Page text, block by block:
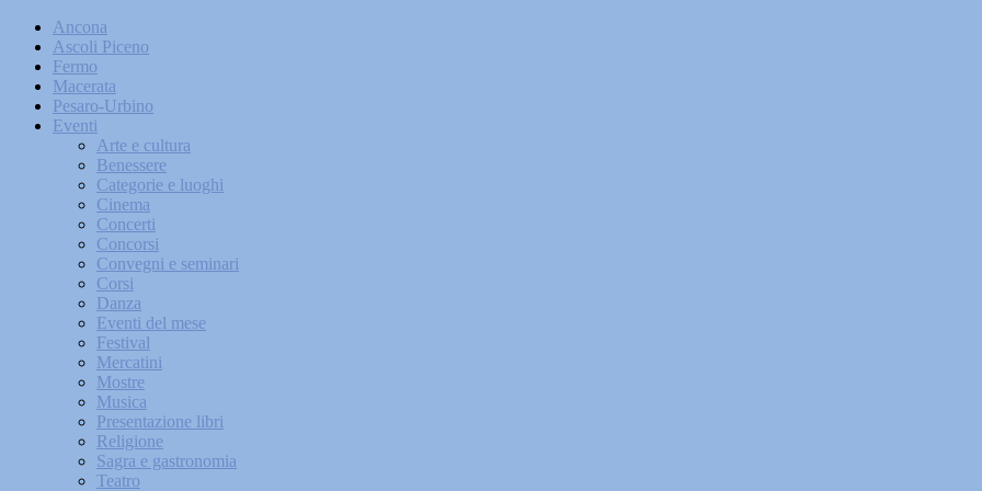
Ancona
Ascoli Piceno
Fermo
Macerata
Pesaro-Urbino
Eventi
Arte e cultura
Benessere
Categorie e luoghi
Cinema
Concerti
Concorsi
Convegni e seminari
Corsi
Danza
Eventi del mese
Festival
Mercatini
Mostre
Musica
Presentazione libri
Religione
Sagra e gastronomia
Teatro